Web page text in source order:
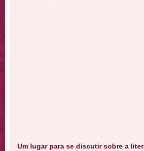
Um lugar para se discutir sobre a